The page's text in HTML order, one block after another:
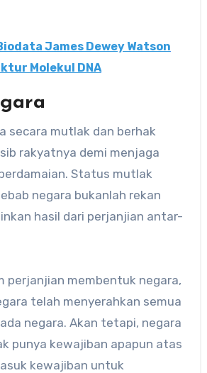
James Dewey Watson
Molekul DNA
secara mutlak dan berhak
rakyatnya demi menjaga
Status mutlak
negara bukanlah rekan
hasil dari perjanjian antar-
perjanjian membentuk negara,
telah menyerahkan semua
negara. Akan tetapi, negara
punya kewajiban apapun atas
kewajiban untuk